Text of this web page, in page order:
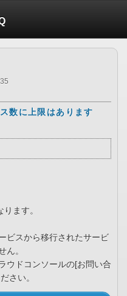
数に上限はあります
ます。
ビスから移行されたサービ
ん。
ウドコンソールの[お問い合
さい。